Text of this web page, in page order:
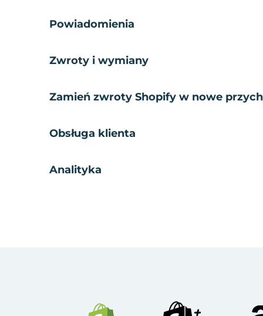
Powiadomienia
Zwroty i wymiany
Zamień zwroty Shopify w nowe
Obsługa klienta
Analityka